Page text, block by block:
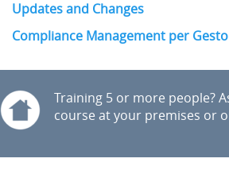
Updates and Changes
Compliance Management per
Training 5 or more people?
course at your premises or